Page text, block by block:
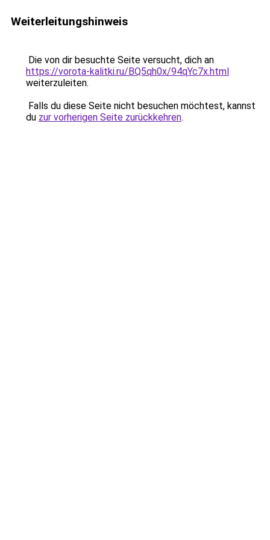
Weiterleitungshinweis
Die von dir besuchte Seite versucht, dich an
https://vorota-kalitki.ru/BQ5qh0x/94qYc7x.html
weiterzuleiten.
Falls du diese Seite nicht besuchen möchtest, kannst
du zur vorherigen Seite zurückkehren.